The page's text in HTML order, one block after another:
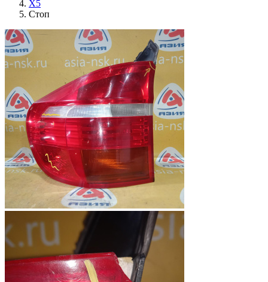
X5
Стоп